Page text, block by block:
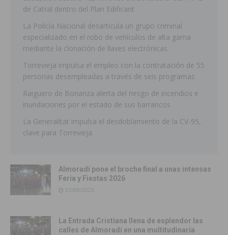
de Catral dentro del Plan Edificant
La Policía Nacional desarticula un grupo criminal
especializado en el robo de vehículos de alta gama
mediante la clonación de llaves electrónicas
Torrevieja impulsa el empleo con la contratación de 55
personas desempleadas a través de seis programas
Raiguero de Bonanza alerta del riesgo de incendios e
inundaciones por el estado de sus barrancos
La Generalitat impulsa el desdoblamiento de la CV-95,
clave para Torrevieja
Almoradí pone el broche final a unas intensas
Feria y Fiestas 2026
03/08/2026
La Entrada Cristiana llena de esplendor las
calles de Almoradí en una multitudinaria